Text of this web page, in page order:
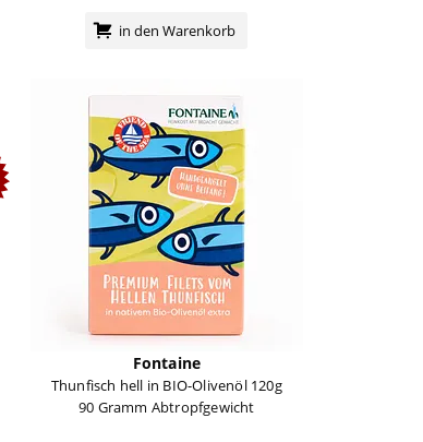
in den Warenkorb
Fontaine
Thunfisch hell in BIO-Olivenöl 120g
90 Gramm Abtropfgewicht